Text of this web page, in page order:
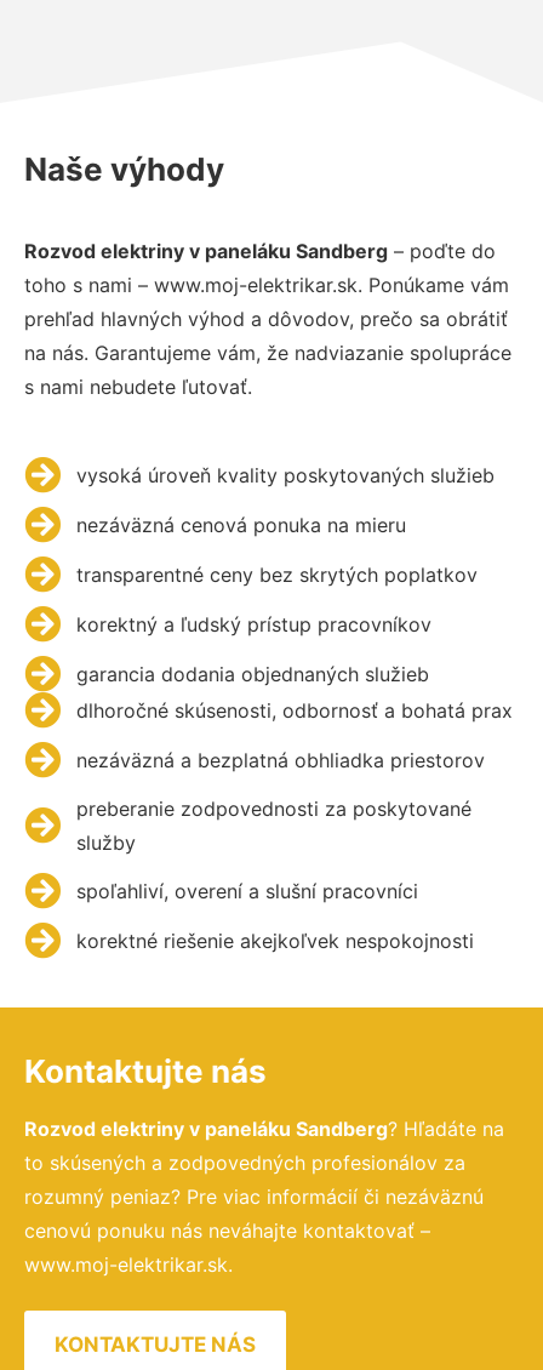
Naše výhody
Rozvod elektriny v paneláku Sandberg – poďte do
toho s nami – www.moj-elektrikar.sk. Ponúkame vám
prehľad hlavných výhod a dôvodov, prečo sa obrátiť
na nás. Garantujeme vám, že nadviazanie spolupráce
s nami nebudete ľutovať.
vysoká úroveň kvality poskytovaných služieb
nezáväzná cenová ponuka na mieru
transparentné ceny bez skrytých poplatkov
korektný a ľudský prístup pracovníkov
garancia dodania objednaných služieb
dlhoročné skúsenosti, odbornosť a bohatá prax
nezáväzná a bezplatná obhliadka priestorov
preberanie zodpovednosti za poskytované
služby
spoľahliví, overení a slušní pracovníci
korektné riešenie akejkoľvek nespokojnosti
Kontaktujte nás
Rozvod elektriny v paneláku Sandberg? Hľadáte na
to skúsených a zodpovedných profesionálov za
rozumný peniaz? Pre viac informácií či nezáväznú
cenovú ponuku nás neváhajte kontaktovať –
www.moj-elektrikar.sk.
KONTAKTUJTE NÁS